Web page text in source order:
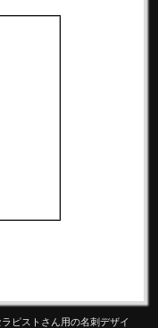
ピストさん用の名刺デザイ